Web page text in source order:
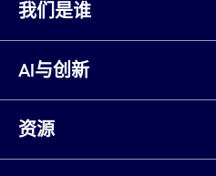
我们是谁
AI与创新
资源